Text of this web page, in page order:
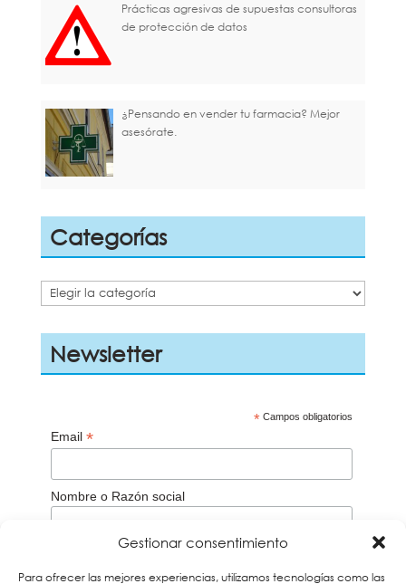
Gestionar consentimiento
Para ofrecer las mejores experiencias, utilizamos tecnologías como las
Prácticas agresivas de supuestas consultoras
de protección de datos
¿Pensando en vender tu farmacia? Mejor
asesórate.
Categorías
Categorías
Newsletter
* Campos obligatorios
Email *
Nombre o Razón social
Acepto